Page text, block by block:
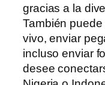
gracias a la
También
vivo, enviar
incluso enviar
desee